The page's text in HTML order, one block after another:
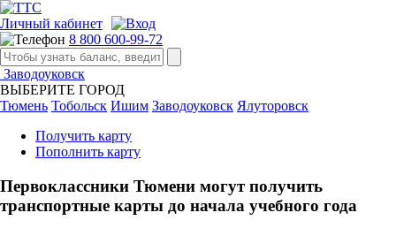
Личный кабинет
8 800 600-99-72
Заводоуковск
ВЫБЕРИТЕ ГОРОД
Тюмень Тобольск Ишим Заводоуковск Ялуторовск
Получить карту
Пополнить карту
Первоклассники Тюмени могут получить
транспортные карты до начала учебного года